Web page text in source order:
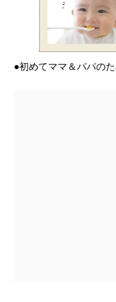
●初めてママ＆パパの